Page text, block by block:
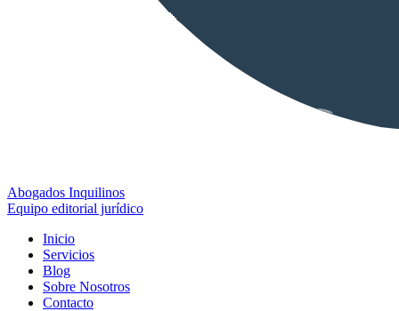
Abogados Inquilinos
Equipo editorial jurídico
Inicio
Servicios
Blog
Sobre Nosotros
Contacto